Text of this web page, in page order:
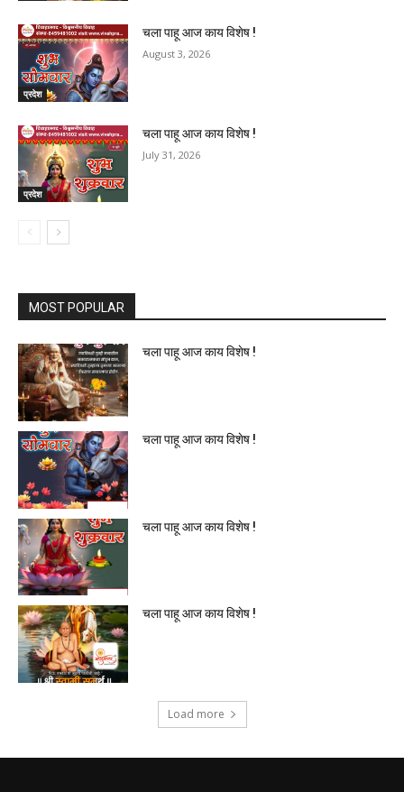
प्रदेश
चला पाहू आज काय विशेष !
August 3, 2026
प्रदेश
चला पाहू आज काय विशेष !
July 31, 2026
MOST POPULAR
चला पाहू आज काय विशेष !
चला पाहू आज काय विशेष !
चला पाहू आज काय विशेष !
चला पाहू आज काय विशेष !
Load more